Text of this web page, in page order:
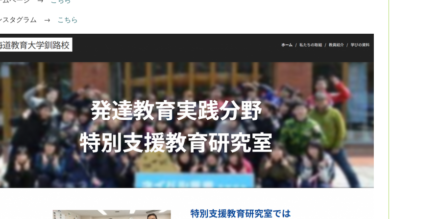
タグラム →
こちら